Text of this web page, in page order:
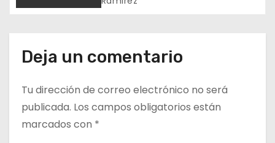
n
r
a
d
Deja un comentario
Tu dirección de correo electrónico no será
publicada. Los campos obligatorios están
marcados con *